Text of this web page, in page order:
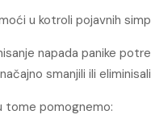
u kotroli pojavnih
napada panike
smanjili ili
tome pomognemo: